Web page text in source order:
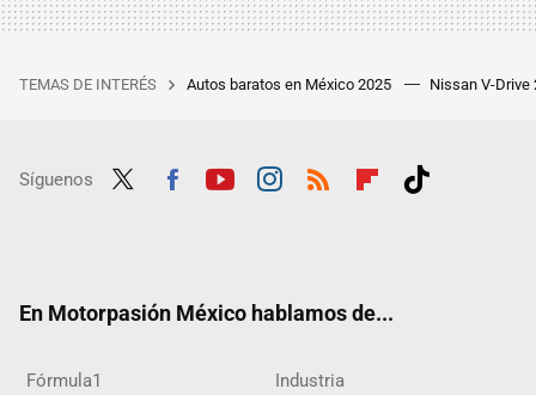
TEMAS DE INTERÉS Autos baratos en México 2025 Nissan V-Drive
Síguenos
En Motorpasión México hablamos de...
Fórmula1 Industria